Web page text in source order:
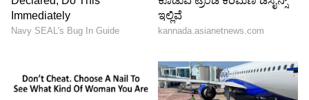
ಕೈತಪ್ಪಿರುವುದರಿಂದ ಅಸಮಾಧಾನಗೊಂಡಿರುವ ಸಿಎಂ
ಇಬ್ರಾಹಿಂ, ಜೆಡಿಎಸ್‌ನತ್ತ ಮುಖ ಮಾಡಿದ್ದಾರೆ. ಈಗಾಗಲೇ